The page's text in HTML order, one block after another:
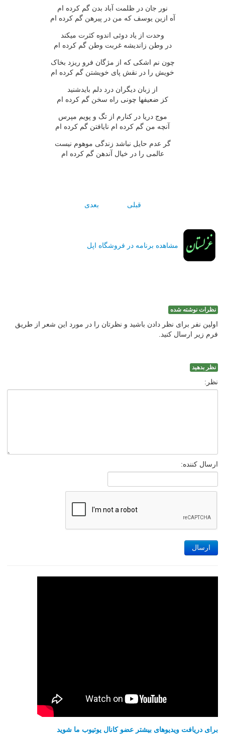
نور جان در ظلمت آباد بدن گم کرده ام
آه ازين يوسف که من در پيرهن گم کرده ام
وحدت از ياد دوئى اندوه کثرت ميکند
در وطن زانديشه غربت وطن گم کرده ام
چون نم اشکى که از مژگان فرو ريزد بخاک
خويش را در نقش پاى خويشتن گم کرده ام
از زبان ديگران درد دلم بايدشنيد
کز ضعيفها چونى راه سخن گم کرده ام
موج دريا در کنارم از تگ و پويم مپرس
آنچه من گم کرده ام نايافتن گم کرده ام
گر عدم حايل نباشد زندگى موهوم نيست
عالمى را در خيال آندهن گم کرده ام
قبلی بعدی
مشاهده برنامه در فروشگاه اپل
نظرات نوشته شده
اولین نفر برای نظر دادن باشید و نظرتان را در مورد این شعر از طریق
فرم زیر ارسال کنید.
نظر بدهید
نظر:
ارسال کننده:
ارسال
برای دریافت ویدیوهای بیشتر عضو کانال یوتیوب ما شوید